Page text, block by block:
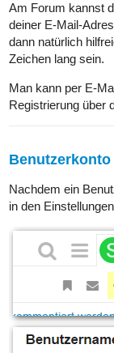
Am Forum kannst
deiner E-Mail-
dann natürlich
Zeichen lang sein.
Man kann per E-
Registrierung über
Benutzerkonto
Nachdem ein
in den